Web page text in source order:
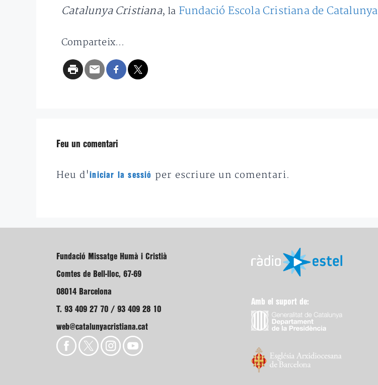
Catalunya Cristiana, la Fundació Escola Cristiana de Catalunya
Comparteix...
Feu un comentari
Heu d'iniciar la sessió per escriure un comentari.
Fundació Missatge Humà i Cristià
Comtes de Bell-lloc, 67-69
08014 Barcelona
T. 93 409 27 70 / 93 409 28 10
web@catalunyacristiana.cat
Amb el suport de: